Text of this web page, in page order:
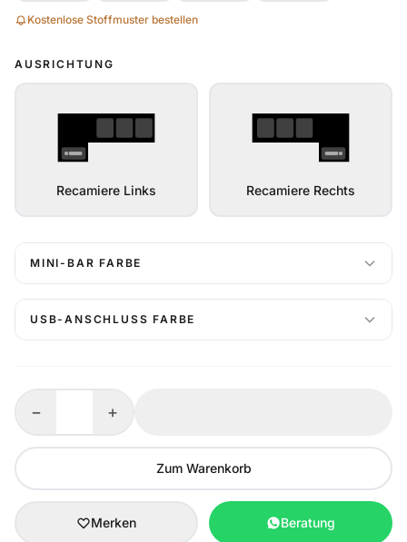
Kostenlose Stoffmuster bestellen
AUSRICHTUNG
Recamiere Links Recamiere Rechts
MINI-BAR FARBE
USB-ANSCHLUSS FARBE
− +
Zum Warenkorb
Merken Beratung